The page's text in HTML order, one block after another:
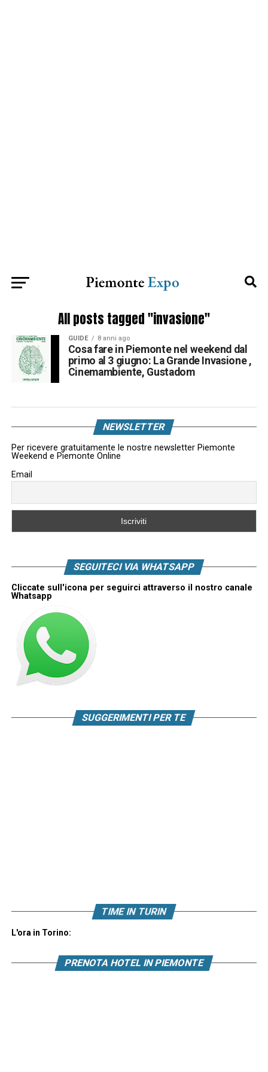
All posts tagged "invasione"
GUIDE 8 anni ago
Cosa fare in Piemonte nel weekend dal
primo al 3 giugno: La Grande Invasione ,
Cinemambiente, Gustadom
NEWSLETTER
Per ricevere gratuitamente le nostre newsletter Piemonte
Weekend e Piemonte Online
Email
SEGUITECI VIA WHATSAPP
Cliccate sull'icona per seguirci attraverso il nostro canale
Whatsapp
SUGGERIMENTI PER TE
TIME IN TURIN
L'ora in Torino:
PRENOTA HOTEL IN PIEMONTE